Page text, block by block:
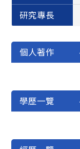
研究專長
個人著作
學歷一覽